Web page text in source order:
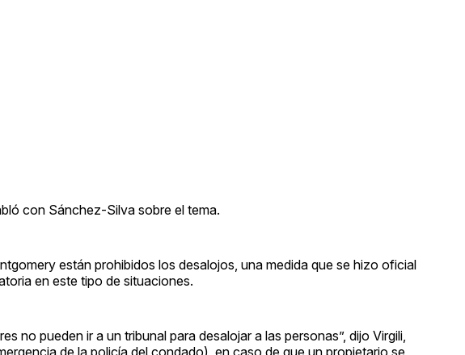
con Sánchez-Silva sobre el tema.
están prohibidos los desalojos, una medida que se hizo oficial
en este tipo de situaciones.
no pueden ir a un tribunal para desalojar a las personas”, dijo Virgili,
de la policía del condado), en caso de que un propietario se